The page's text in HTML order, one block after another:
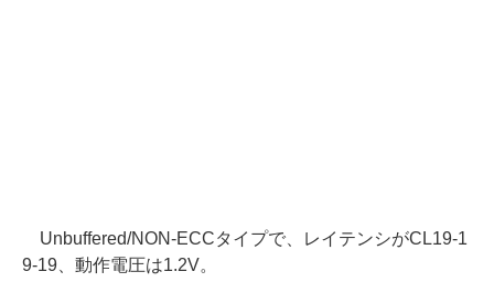
Unbuffered/NON-ECCタイプで、レイテンシがCL19-1
9-19、動作電圧は1.2V。